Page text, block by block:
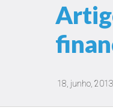
18, junho, 2013